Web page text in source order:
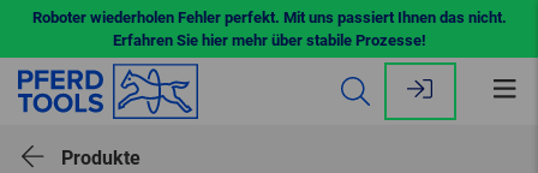
Roboter wiederholen Fehler perfekt. Mit uns passiert Ihnen das nicht.
Erfahren Sie hier mehr über stabile Prozesse!
Produkte